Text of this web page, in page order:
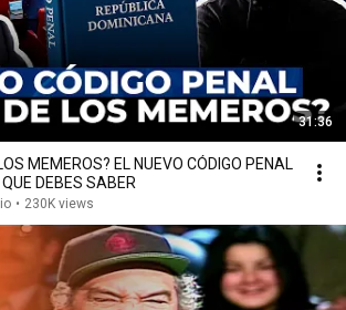
31:36
MEMEROS? EL NUEVO CÓDIGO PENAL
DEBES SABER
• 230K views